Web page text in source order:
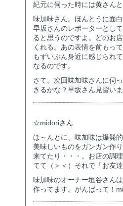
紀元に伺った時には黄さん
味加味さん。ほんとうに面
早坂さんのレポーターとし
ると思うのですよ。どのお
くれる。あの表情を前もっ
もずいぶん身近に感じられ
なるのです。
さて。次回味加味さんに伺
きるかな？早坂さん見習い
☆midoriさん
ほ～んとに、味加味は爆発
美味しいものをガンガン作
来てたり・・・。お店の調
てて（＞＜）それで「お友
味加味のオーナー垣谷さん
作ってます。がんばって！